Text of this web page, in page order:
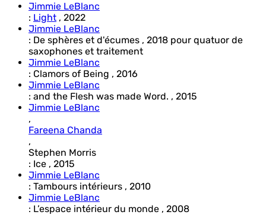
Jimmie LeBlanc
: Light , 2022
Jimmie LeBlanc
: De sphères et d'écumes , 2018 pour quatuor de
saxophones et traitement
Jimmie LeBlanc
: Clamors of Being , 2016
Jimmie LeBlanc
: and the Flesh was made Word. , 2015
Jimmie LeBlanc
,
Fareena Chanda
,
Stephen Morris
: Ice , 2015
Jimmie LeBlanc
: Tambours intérieurs , 2010
Jimmie LeBlanc
: L’espace intérieur du monde , 2008